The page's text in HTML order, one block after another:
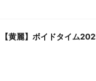
【黄麗】ボイドタイム